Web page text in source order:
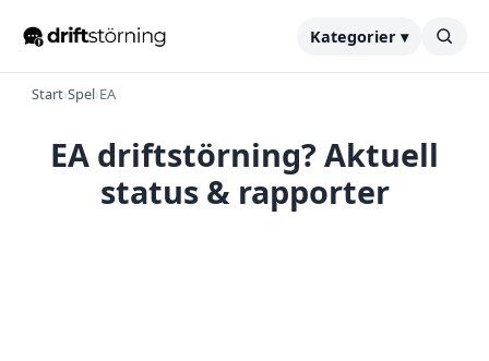
Kategorier ▾
Start›Spel›EA
EA driftstörning? Aktuell
status & rapporter